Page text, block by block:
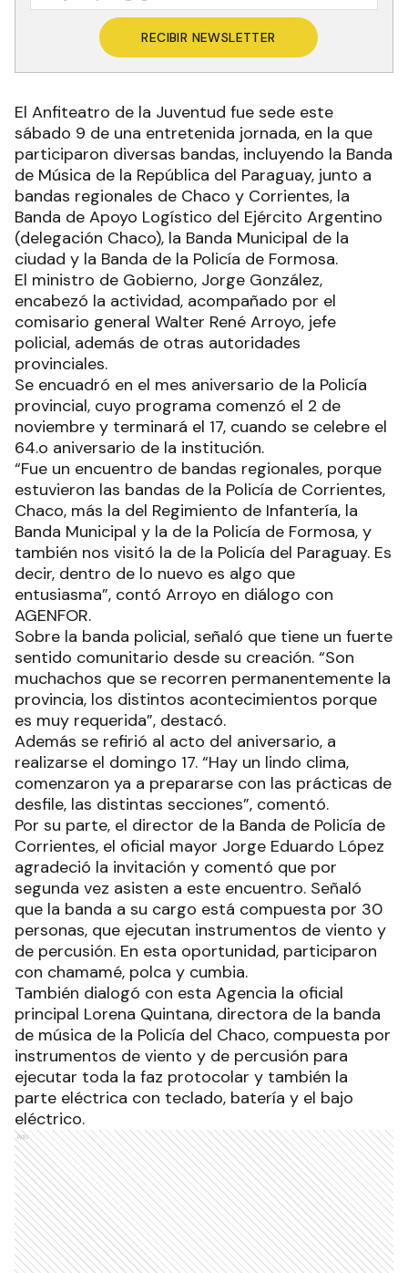
RECIBIR NEWSLETTER
El Anfiteatro de la Juventud fue sede este
sábado 9 de una entretenida jornada, en la que
participaron diversas bandas, incluyendo la Banda
de Música de la República del Paraguay, junto a
bandas regionales de Chaco y Corrientes, la
Banda de Apoyo Logístico del Ejército Argentino
(delegación Chaco), la Banda Municipal de la
ciudad y la Banda de la Policía de Formosa.
El ministro de Gobierno, Jorge González,
encabezó la actividad, acompañado por el
comisario general Walter René Arroyo, jefe
policial, además de otras autoridades
provinciales.
Se encuadró en el mes aniversario de la Policía
provincial, cuyo programa comenzó el 2 de
noviembre y terminará el 17, cuando se celebre el
64.o aniversario de la institución.
“Fue un encuentro de bandas regionales, porque
estuvieron las bandas de la Policía de Corrientes,
Chaco, más la del Regimiento de Infantería, la
Banda Municipal y la de la Policía de Formosa, y
también nos visitó la de la Policía del Paraguay. Es
decir, dentro de lo nuevo es algo que
entusiasma”, contó Arroyo en diálogo con
AGENFOR.
Sobre la banda policial, señaló que tiene un fuerte
sentido comunitario desde su creación. “Son
muchachos que se recorren permanentemente la
provincia, los distintos acontecimientos porque
es muy requerida”, destacó.
Además se refirió al acto del aniversario, a
realizarse el domingo 17. “Hay un lindo clima,
comenzaron ya a prepararse con las prácticas de
desfile, las distintas secciones”, comentó.
Por su parte, el director de la Banda de Policía de
Corrientes, el oficial mayor Jorge Eduardo López
agradeció la invitación y comentó que por
segunda vez asisten a este encuentro. Señaló
que la banda a su cargo está compuesta por 30
personas, que ejecutan instrumentos de viento y
de percusión. En esta oportunidad, participaron
con chamamé, polca y cumbia.
También dialogó con esta Agencia la oficial
principal Lorena Quintana, directora de la banda
de música de la Policía del Chaco, compuesta por
instrumentos de viento y de percusión para
ejecutar toda la faz protocolar y también la
parte eléctrica con teclado, batería y el bajo
eléctrico.
Ads